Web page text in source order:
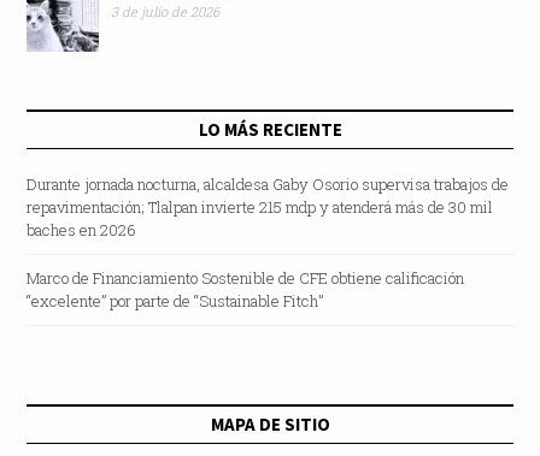
3 de julio de 2026
LO MÁS RECIENTE
Durante jornada nocturna, alcaldesa Gaby Osorio supervisa trabajos de
repavimentación; Tlalpan invierte 215 mdp y atenderá más de 30 mil
baches en 2026
Marco de Financiamiento Sostenible de CFE obtiene calificación
“excelente” por parte de “Sustainable Fitch”
MAPA DE SITIO